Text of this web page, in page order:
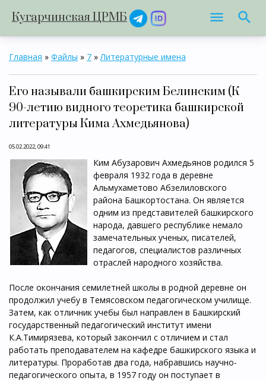
Кугарчинская ЦРМБ
Главная » Файлы » 7 »Литературные имена
Его называли башкирским Белинским (К
90-летию видного теоретика башкирской
литературы Кима Ахмедьянова)
05.02.2022, 09:41
Ким Абузарович Ахмедьянов родился 5
февраля 1932 года в деревне
Альмухаметово Абзелиловского
района Башкортостана. Он является
одним из представителей башкирского
народа, давшего республике немало
замечательных ученых, писателей,
педагогов, специалистов различных
отраслей народного хозяйства.
После окончания семилетней школы в родной деревне он
продолжил учебу в Темясовском педагогическом училище.
Затем, как отличник учебы был направлен в Башкирский
государственный педагогический институт имени
К.А.Тимирязева, который закончил с отличием и стал
работать преподавателем на кафедре башкирского языка и
литературы. Проработав два года, набравшись научно-
педагогического опыта, в 1957 году он поступает в